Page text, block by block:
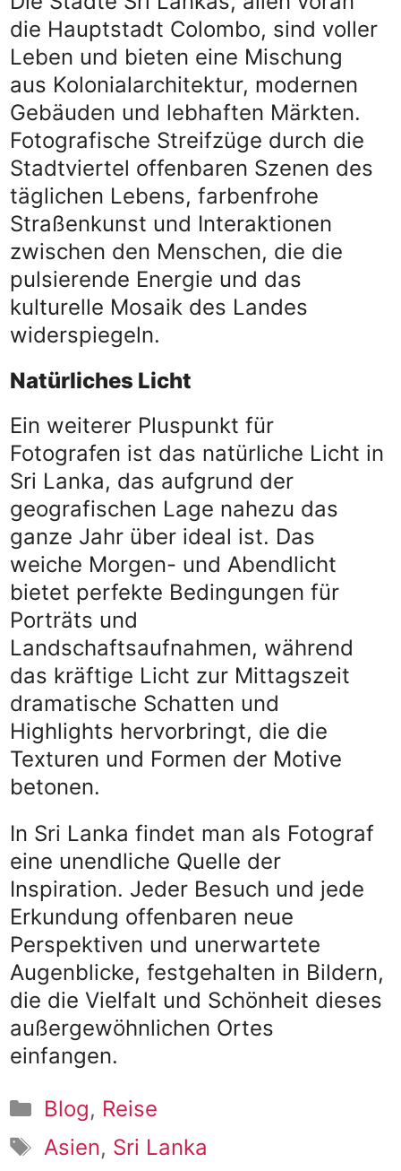
die Hauptstadt Colombo, sind voller
Leben und bieten eine Mischung
aus Kolonialarchitektur, modernen
Gebäuden und lebhaften Märkten.
Fotografische Streifzüge durch die
Stadtviertel offenbaren Szenen des
täglichen Lebens, farbenfrohe
Straßenkunst und Interaktionen
zwischen den Menschen, die die
pulsierende Energie und das
kulturelle Mosaik des Landes
widerspiegeln.
Natürliches Licht
Ein weiterer Pluspunkt für
Fotografen ist das natürliche Licht in
Sri Lanka, das aufgrund der
geografischen Lage nahezu das
ganze Jahr über ideal ist. Das
weiche Morgen- und Abendlicht
bietet perfekte Bedingungen für
Porträts und
Landschaftsaufnahmen, während
das kräftige Licht zur Mittagszeit
dramatische Schatten und
Highlights hervorbringt, die die
Texturen und Formen der Motive
betonen.
In Sri Lanka findet man als Fotograf
eine unendliche Quelle der
Inspiration. Jeder Besuch und jede
Erkundung offenbaren neue
Perspektiven und unerwartete
Augenblicke, festgehalten in Bildern,
die die Vielfalt und Schönheit dieses
außergewöhnlichen Ortes
einfangen.
Kategorien
Blog, Reise
Schlagwörter
Asien, Sri Lanka